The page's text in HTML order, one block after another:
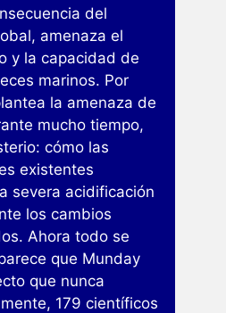
del
amenaza el
y la capacidad de
marinos. Por
la amenaza de
mucho tiempo,
cómo las
existentes
severa acidificación
los cambios
Ahora todo se
que Munday
que nunca
179 científicos